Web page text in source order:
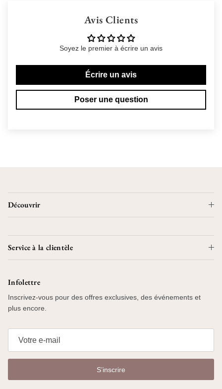
Avis Clients
Soyez le premier à écrire un avis
Écrire un avis
Poser une question
Découvrir
Service à la clientèle
Infolettre
Inscrivez-vous pour des offres exclusives, des événements et
plus encore.
S’inscrire